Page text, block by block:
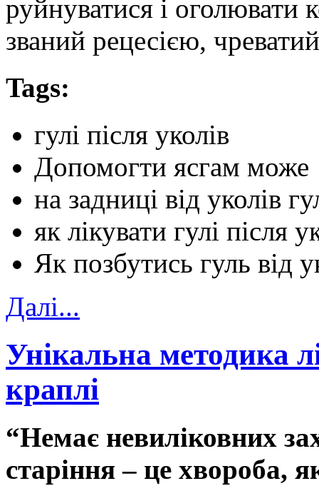
руйнуватися і оголювати
званий рецесією,
Tags:
гулі після уколів
Допомогти ясгам може
на задниці від уколів
як лікувати гулі після
Як позбутись гуль від
Далi...
Унікальна методика
краплі
“Немає невиліковних
старіння – це хвороба,